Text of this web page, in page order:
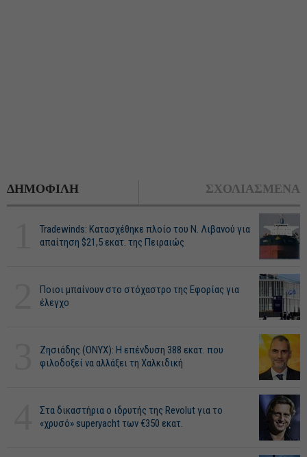
ΔΗΜΟΦΙΛΗ ΣΧΟΛΙΑΣΜΕΝΑ
Tradewinds: Κατασχέθηκε πλοίο του Ν. Λιβανού για
απαίτηση $21,5 εκατ. της Πειραιώς
Ποιοι μπαίνουν στο στόχαστρο της Εφορίας για
έλεγχο
Ζησιάδης (ONYX): Η επένδυση 388 εκατ. που
φιλοδοξεί να αλλάξει τη Χαλκιδική
Στα δικαστήρια ο ιδρυτής της Revolut για το
«χρυσό» superyacht των €350 εκατ.